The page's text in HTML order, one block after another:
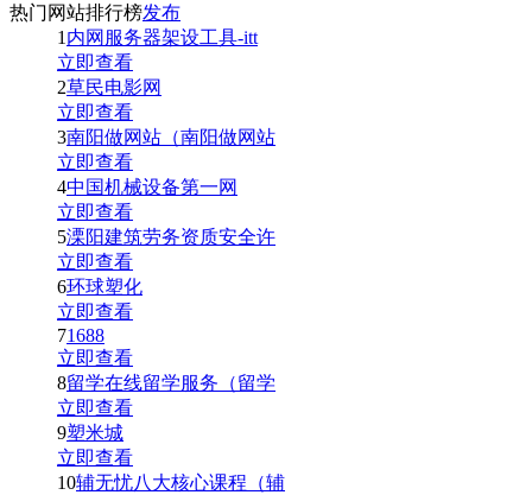
热门网站排行榜发布
1 内网服务器架设工具-itt
立即查看
2草民电影网
立即查看
3南阳做网站（南阳做网站
立即查看
4中国机械设备第一网
立即查看
5溧阳建筑劳务资质安全许
立即查看
6环球塑化
立即查看
71688
立即查看
8留学在线留学服务（留学
立即查看
9塑米城
立即查看
10辅无忧八大核心课程（辅